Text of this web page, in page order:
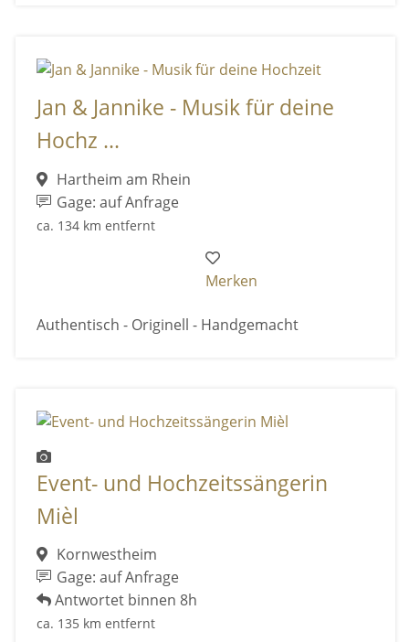
Jan & Jannike - Musik für deine
Hochz ...
Hartheim am Rhein
Gage: auf Anfrage
ca. 134 km entfernt
Merken
Authentisch - Originell - Handgemacht
Event- und Hochzeitssängerin
Mièl
Kornwestheim
Gage: auf Anfrage
Antwortet binnen 8h
ca. 135 km entfernt